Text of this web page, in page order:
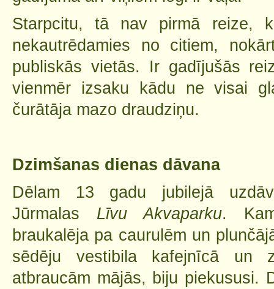
Starpcitu, tā nav pirmā reize,
nekautrēdamies no citiem,
publiskās vietās. Ir gadījušās
vienmēr izsaku kādu ne visai
čurātāja mazo draudziņu.
Dzimšanas dienas dāvana
Dēlam 13 gadu jubilejā
Jūrmalas Līvu Akvaparku.
braukalēja pa caurulēm un
sēdēju vestibila kafejnīcā un
atbraucām mājās, biju piekususi.